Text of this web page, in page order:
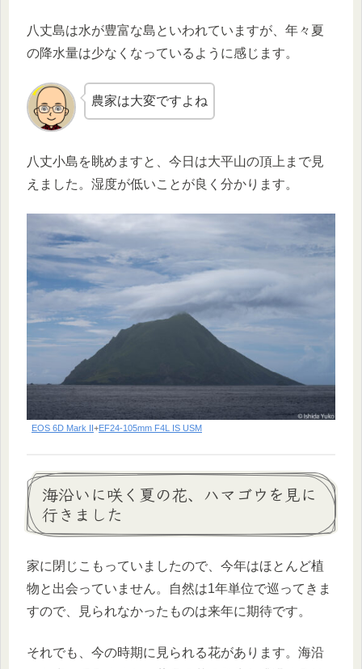
八丈島は水が豊富な島といわれていますが、年々夏
の降水量は少なくなっているように感じます。
農家は大変ですよね
八丈小島を眺めますと、今日は大平山の頂上まで見
えました。湿度が低いことが良く分かります。
EOS 6D Mark II+EF24-105mm F4L IS USM
海沿いに咲く夏の花、ハマゴウを見に
行きました
家に閉じこもっていましたので、今年はほとんど植
物と出会っていません。自然は1年単位で巡ってきま
すので、見られなかったものは来年に期待です。
それでも、今の時期に見られる花があります。海沿